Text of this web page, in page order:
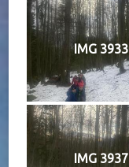
IMG 3933
IMG 3937